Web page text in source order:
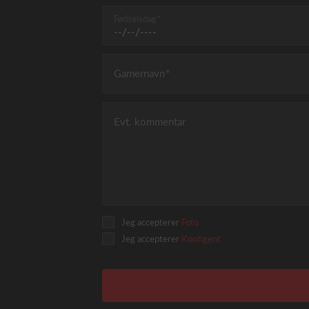
Gamernavn
Evt. kommentar
Jeg accepterer Foto
Jeg accepterer Kontigent